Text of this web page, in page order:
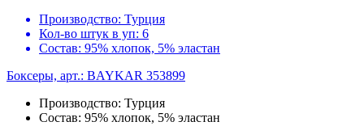
Производство: Турция
Кол-во штук в уп: 6
Состав: 95% хлопок, 5% эластан
Боксеры, арт.: BAYKAR 353899
Производство: Турция
Состав: 95% хлопок, 5% эластан